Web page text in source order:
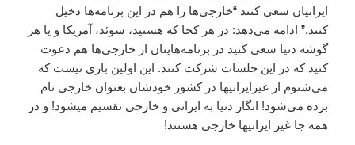
ايرانيان سعى کنند “خارجى‌ها را هم در اين برنامه‌ها دخيل
کنند.” ادامه مى‌دهد: در هر کجا که هستيد، سوئد، آمريکا و يا هر
گوشه دنيا سعى کنيد در برنامه‌هايتان از خارجى‌ها هم دعوت
کنيد که در اين جلسات شرکت کنند. اين اولين بارى نيست که
مى‌شنوم از غير‌ايرانيها در کشور خودشان بعنوان خارجى نام
برده مى‌شود! انگار دنيا به ايرانى و خارجى تقسيم ميشود! و در
همه جا غير ايرانيها خارجى هستند!